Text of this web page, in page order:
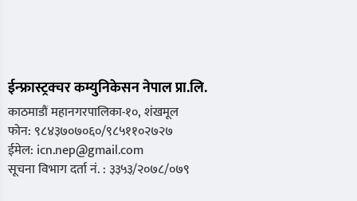
ईन्फ्रास्ट्रक्चर कम्युनिकेसन नेपाल प्रा.लि.
काठमाडौं महानगरपालिका-१०, शंखमूल
फोन: ९८४३७०७०६०/९८५११०२७२७
ईमेल: icn.nep@gmail.com
सूचना विभाग दर्ता नं. : ३३५३/२०७८/०७९